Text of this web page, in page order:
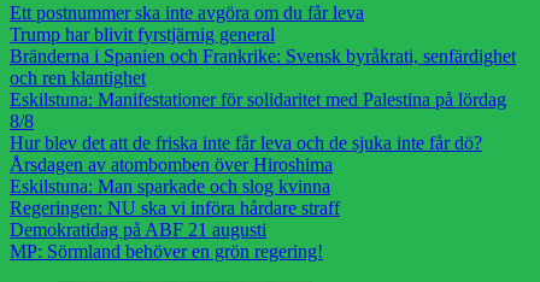
Ett postnummer ska inte avgöra om du får leva
Trump har blivit fyrstjärnig general
Bränderna i Spanien och Frankrike: Svensk byråkrati, senfärdighet
och ren klantighet
Eskilstuna: Manifestationer för solidaritet med Palestina på lördag
8/8
Hur blev det att de friska inte får leva och de sjuka inte får dö?
Årsdagen av atombomben över Hiroshima
Eskilstuna: Man sparkade och slog kvinna
Regeringen: NU ska vi införa hårdare straff
Demokratidag på ABF 21 augusti
MP: Sörmland behöver en grön regering!